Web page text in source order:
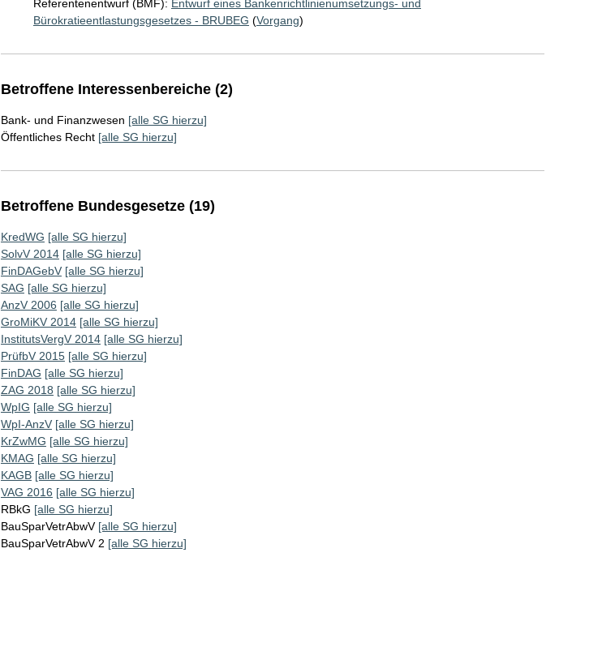
Referentenentwurf (BMF): Entwurf eines Bankenrichtlinienumsetzungs- und
Bürokratieentlastungsgesetzes - BRUBEG (Vorgang)
Betroffene Interessenbereiche (2)
Bank- und Finanzwesen [alle SG hierzu]
Öffentliches Recht [alle SG hierzu]
Betroffene Bundesgesetze (19)
KredWG [alle SG hierzu]
SolvV 2014 [alle SG hierzu]
FinDAGebV [alle SG hierzu]
SAG [alle SG hierzu]
AnzV 2006 [alle SG hierzu]
GroMiKV 2014 [alle SG hierzu]
InstitutsVergV 2014 [alle SG hierzu]
PrüfbV 2015 [alle SG hierzu]
FinDAG [alle SG hierzu]
ZAG 2018 [alle SG hierzu]
WpIG [alle SG hierzu]
WpI-AnzV [alle SG hierzu]
KrZwMG [alle SG hierzu]
KMAG [alle SG hierzu]
KAGB [alle SG hierzu]
VAG 2016 [alle SG hierzu]
RBkG [alle SG hierzu]
BauSparVetrAbwV [alle SG hierzu]
BauSparVetrAbwV 2 [alle SG hierzu]